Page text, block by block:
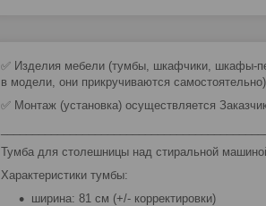
✅ Изделия мебели (тумбы, шкафчики, шкафы-
в модели, они прикручиваются самостоятельно).
✅ Монтаж (установка) осуществляется
Тумба для столешницы над стиральной
Характеристики тумбы:
ширина: 81 см (+/- корректировки)